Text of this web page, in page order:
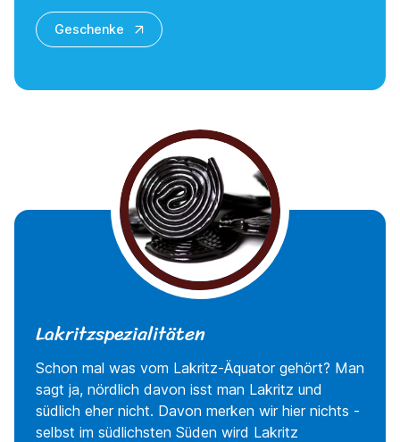
Geschenke
Lakritzspezialitäten
Schon mal was vom Lakritz-Äquator gehört? Man
sagt ja, nördlich davon isst man Lakritz und
südlich eher nicht. Davon merken wir hier nichts -
selbst im südlichsten Süden wird Lakritz